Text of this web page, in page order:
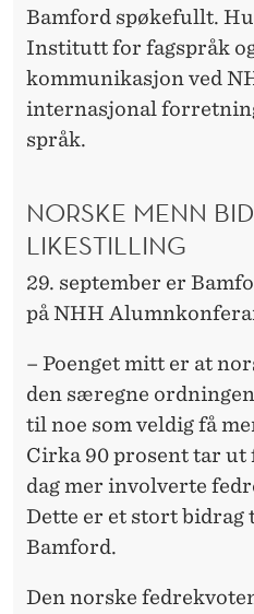
Bamford spøkefullt.
Institutt for fagspråk
kommunikasjon ved
internasjonal
språk.
NORSKE MENN
LIKESTILLING
29. september er
på NHH
– Poenget mitt er at
den særegne
til noe som veldig få
Cirka 90 prosent tar ut
dag mer involverte
Dette er et stort
Bamford.
Den norske